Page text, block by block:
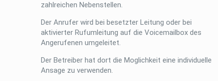
zahlreichen Nebenstellen.
Der Anrufer wird bei besetzter Leitung oder bei
aktivierter Rufumleitung auf die Voicemailbox des
Angerufenen umgeleitet.
Der Betreiber hat dort die Moglichkeit eine individuelle
Ansage zu verwenden.